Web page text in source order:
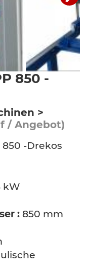
850 -
>
/ Angebot)
850 -Drekos
kW
: 850 mm